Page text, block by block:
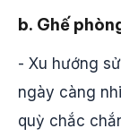
b. Ghế
- Xu hướng
ngày càng
quỳ chắc